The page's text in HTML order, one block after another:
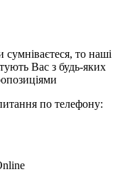
то наші
Вас з будь-яких
по телефону: